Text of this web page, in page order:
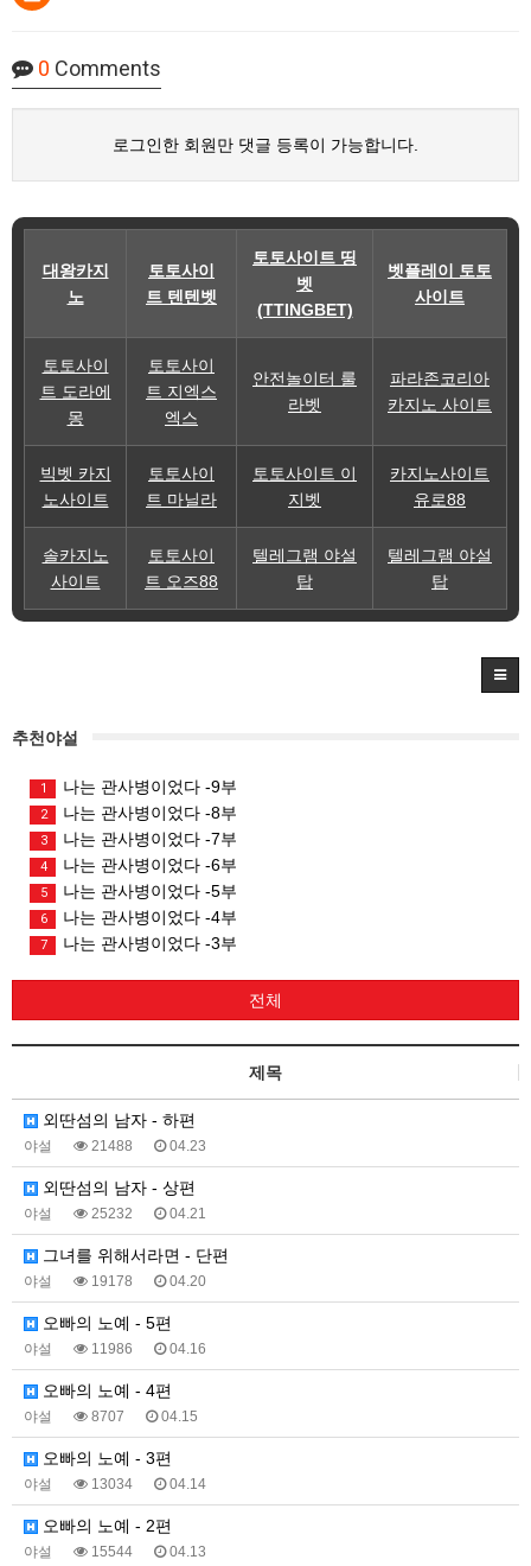
0 Comments
로그인한 회원만 댓글 등록이 가능합니다.
대왕카지
노
토토사이
트 텐텐벳
토토사이트 띵
벳
(TTINGBET)
벳플레이 토토
사이트
토토사이
트 도라에
몽
토토사이
트 지엑스
엑스
안전놀이터 룰
라벳
파라존코리아
카지노 사이트
빅벳 카지
노사이트
토토사이
트 마닐라
토토사이트 이
지벳
카지노사이트
유로88
솔카지노
사이트
토토사이
트 오즈88
텔레그램 야설
탑
텔레그램 야설
탑
추천야설
1 나는 관사병이었다 -9부
2 나는 관사병이었다 -8부
3 나는 관사병이었다 -7부
4 나는 관사병이었다 -6부
5 나는 관사병이었다 -5부
6 나는 관사병이었다 -4부
7 나는 관사병이었다 -3부
전체
제목
외딴섬의 남자 - 하편
야설 21488 04.23
외딴섬의 남자 - 상편
야설 25232 04.21
그녀를 위해서라면 - 단편
야설 19178 04.20
오빠의 노예 - 5편
야설 11986 04.16
오빠의 노예 - 4편
야설 8707 04.15
오빠의 노예 - 3편
야설 13034 04.14
오빠의 노예 - 2편
야설 15544 04.13